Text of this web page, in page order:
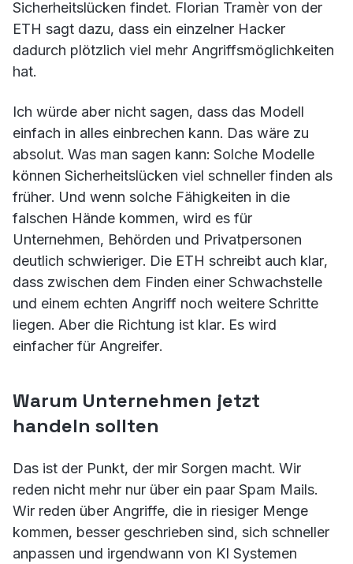
Sicherheitslücken findet. Florian Tramèr von der
ETH sagt dazu, dass ein einzelner Hacker
dadurch plötzlich viel mehr Angriffsmöglichkeiten
hat.
Ich würde aber nicht sagen, dass das Modell
einfach in alles einbrechen kann. Das wäre zu
absolut. Was man sagen kann: Solche Modelle
können Sicherheitslücken viel schneller finden als
früher. Und wenn solche Fähigkeiten in die
falschen Hände kommen, wird es für
Unternehmen, Behörden und Privatpersonen
deutlich schwieriger. Die ETH schreibt auch klar,
dass zwischen dem Finden einer Schwachstelle
und einem echten Angriff noch weitere Schritte
liegen. Aber die Richtung ist klar. Es wird
einfacher für Angreifer.
Warum Unternehmen jetzt
handeln sollten
Das ist der Punkt, der mir Sorgen macht. Wir
reden nicht mehr nur über ein paar Spam Mails.
Wir reden über Angriffe, die in riesiger Menge
kommen, besser geschrieben sind, sich schneller
anpassen und irgendwann von KI Systemen